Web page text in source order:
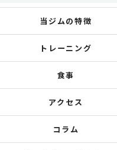
当ジムの特徴
トレーニング
食事
アクセス
コラム